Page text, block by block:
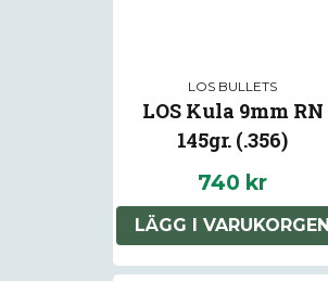
LOS BULLETS
LOS Kula 9mm RN
145gr. (.356)
740 kr
LÄGG I VARUKORGEN